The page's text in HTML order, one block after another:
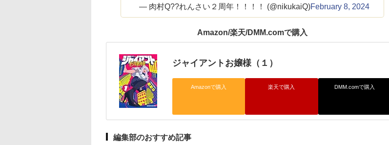
— 肉村Q??れんさい２周年！！！！ (@nikukaiQ)February 8, 2024
Amazon/楽天/DMM.comで購入
ジャイアントお嬢様（１）
Amazonで購入 楽天で購入 DMM.comで購入
編集部のおすすめ記事